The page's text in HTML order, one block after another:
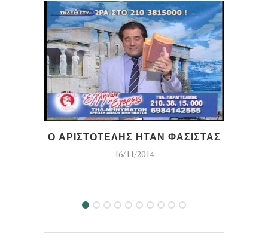
Ο ΑΡΙΣΤΟΤΕΛΗΣ ΗΤΑΝ ΦΑΣΙΣΤΑΣ
16/11/2014